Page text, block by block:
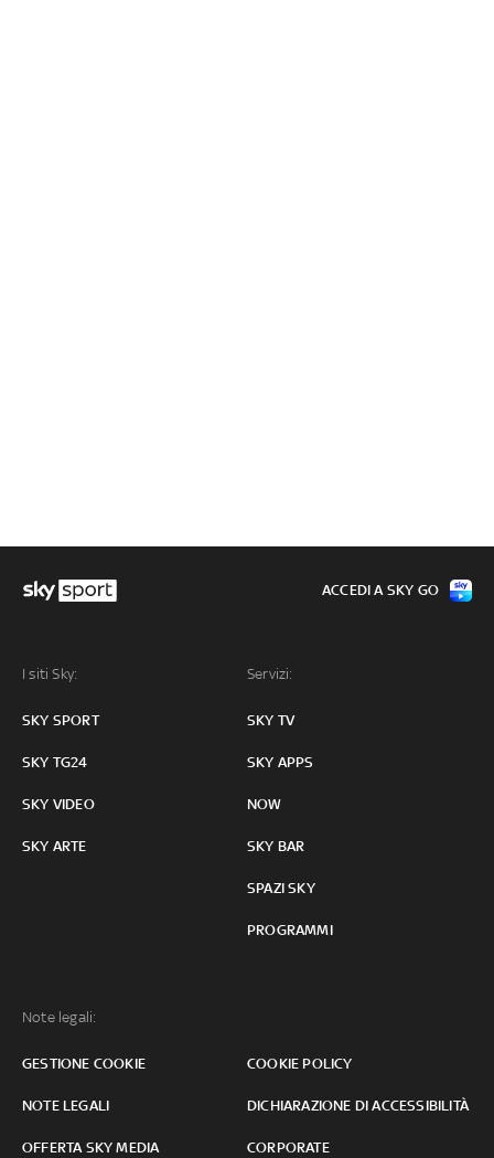
I siti Sky:
SKY SPORT
SKY TG24
SKY VIDEO
SKY ARTE
Servizi:
SKY TV
SKY APPS
NOW
SKY BAR
SPAZI SKY
PROGRAMMI
Note legali:
GESTIONE COOKIE COOKIE POLICY
NOTE LEGALI DICHIARAZIONE DI ACCESSIBILITÀ
OFFERTA SKY MEDIA CORPORATE
ACCEDI A SKY GO